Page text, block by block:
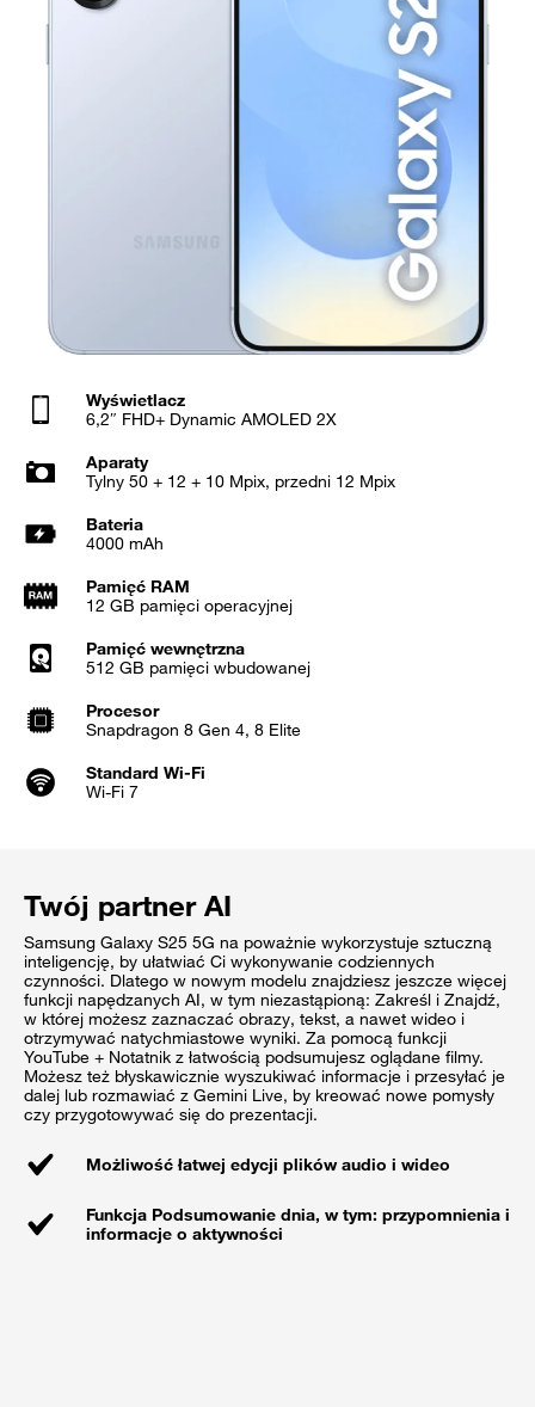
Wyświetlacz
6,2″ FHD+ Dynamic AMOLED 2X
Aparaty
Tylny 50 + 12 + 10 Mpix, przedni 12 Mpix
Bateria
4000 mAh
Pamięć RAM
12 GB pamięci operacyjnej
Pamięć wewnętrzna
512 GB pamięci wbudowanej
Procesor
Snapdragon 8 Gen 4, 8 Elite
Standard Wi-Fi
Wi-Fi 7
Twój partner AI
Samsung Galaxy S25 5G na poważnie wykorzystuje sztuczną
inteligencję, by ułatwiać Ci wykonywanie codziennych
czynności. Dlatego w nowym modelu znajdziesz jeszcze więcej
funkcji napędzanych AI, w tym niezastąpioną: Zakreśl i Znajdź,
w której możesz zaznaczać obrazy, tekst, a nawet wideo i
otrzymywać natychmiastowe wyniki. Za pomocą funkcji
YouTube + Notatnik z łatwością podsumujesz oglądane filmy.
Możesz też błyskawicznie wyszukiwać informacje i przesyłać je
dalej lub rozmawiać z Gemini Live, by kreować nowe pomysły
czy przygotowywać się do prezentacji.
Możliwość łatwej edycji plików audio i wideo
Funkcja Podsumowanie dnia, w tym: przypomnienia i
informacje o aktywności